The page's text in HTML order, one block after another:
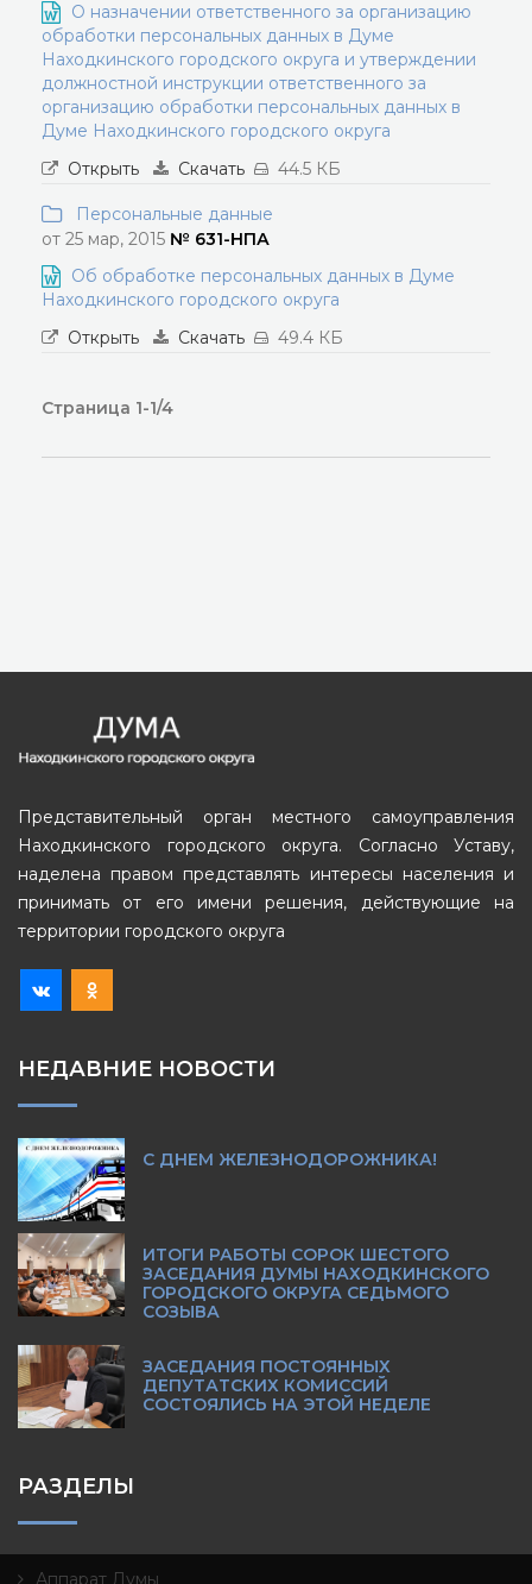
О назначении ответственного за организацию
обработки персональных данных в Думе
Находкинского городского округа и утверждении
должностной инструкции ответственного за
организацию обработки персональных данных в
Думе Находкинского городского округа
Открыть
Скачать 44.5 КБ
Персональные данные
от 25 мар, 2015 № 631-НПА
Об обработке персональных данных в Думе
Находкинского городского округа
Открыть
Скачать 49.4 КБ
Страница 1-1/4
Представительный орган местного самоуправления
Находкинского городского округа. Согласно Уставу,
наделена правом представлять интересы населения и
принимать от его имени решения, действующие на
территории городского округа
НЕДАВНИЕ НОВОСТИ
С ДНЕМ ЖЕЛЕЗНОДОРОЖНИКА!
ИТОГИ РАБОТЫ СОРОК ШЕСТОГО
ЗАСЕДАНИЯ ДУМЫ НАХОДКИНСКОГО
ГОРОДСКОГО ОКРУГА СЕДЬМОГО
СОЗЫВА
ЗАСЕДАНИЯ ПОСТОЯННЫХ
ДЕПУТАТСКИХ КОМИССИЙ
СОСТОЯЛИСЬ НА ЭТОЙ НЕДЕЛЕ
РАЗДЕЛЫ
Аппарат Думы